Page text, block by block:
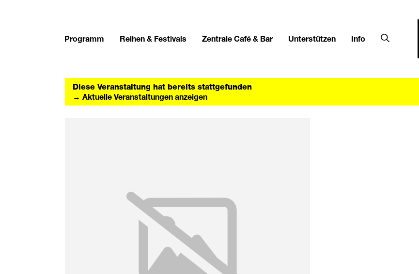
Programm Reihen & Festivals Zentrale Café & Bar Unterstützen Info
Diese Veranstaltung hat bereits stattgefunden
→ Aktuelle Veranstaltungen anzeigen